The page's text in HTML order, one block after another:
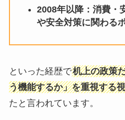
2008年以降：消費・
や安全対策に関わる
といった経歴で机上の政策
う機能するか」を重視する
たと言われています。